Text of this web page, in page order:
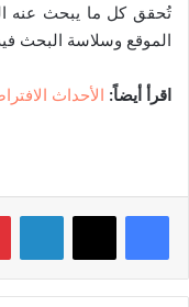
تُحقق كل ما يبحث عنه
الموقع وسلاسة البحث
اقرأ أيضاً: الأحداث
لينكدإن